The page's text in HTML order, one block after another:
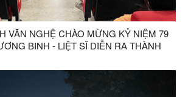
VĂN NGHỆ CHÀO MỪNG KỶ NIỆM 79
BINH - LIỆT SĨ DIỄN RA THÀNH